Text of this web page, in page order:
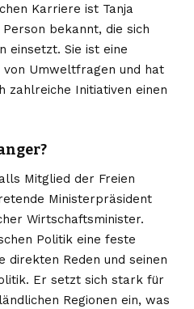
Karriere ist Tanja
bekannt, die sich
einsetzt. Sie ist eine
Umweltfragen und hat
zahlreiche Initiativen einen
Mitglied der Freien
Ministerpräsident
Wirtschaftsminister.
Politik eine feste
direkten Reden und seinen
Er setzt sich stark für
Regionen ein, was